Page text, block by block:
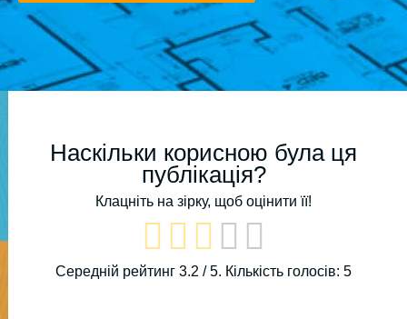
Наскільки корисною була ця
публікація?
Клацніть на зірку, щоб оцінити її!
Середній рейтинг 3.2 / 5. Кількість голосів: 5